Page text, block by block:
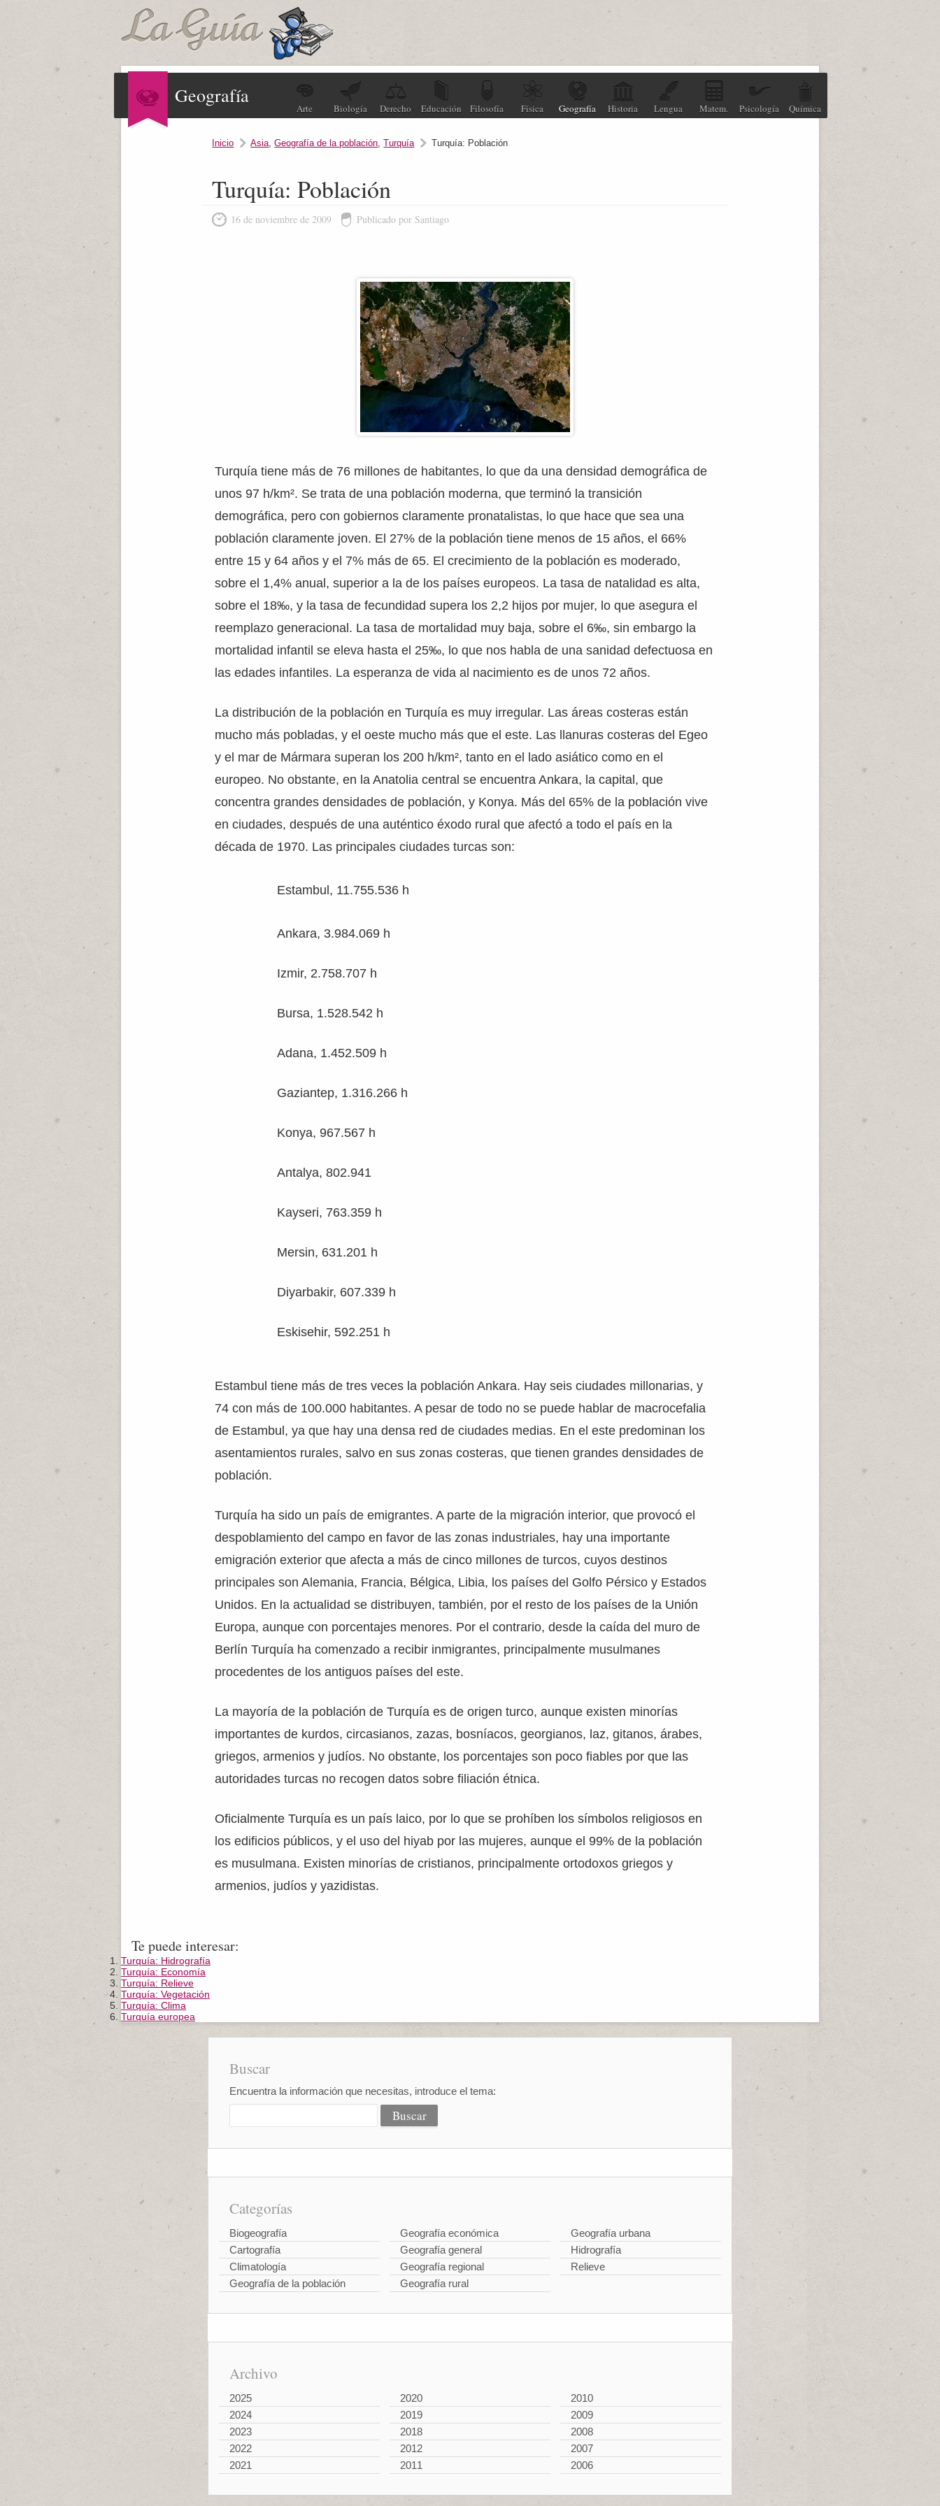
Geografía
Arte Biología Derecho Educación Filosofía Física Geografía Historia Lengua Matem. Psicología Química
Inicio Asia,Geografía de la población,Turquía Turquía: Población
Turquía: Población
16 de noviembre de 2009 Publicado por Santiago
Turquía tiene más de 76 millones de habitantes, lo que da una densidad demográfica de
unos 97 h/km². Se trata de una población moderna, que terminó la transición
demográfica, pero con gobiernos claramente pronatalistas, lo que hace que sea una
población claramente joven. El 27% de la población tiene menos de 15 años, el 66%
entre 15 y 64 años y el 7% más de 65. El crecimiento de la población es moderado,
sobre el 1,4% anual, superior a la de los países europeos. La tasa de natalidad es alta,
sobre el 18‰, y la tasa de fecundidad supera los 2,2 hijos por mujer, lo que asegura el
reemplazo generacional. La tasa de mortalidad muy baja, sobre el 6‰, sin embargo la
mortalidad infantil se eleva hasta el 25‰, lo que nos habla de una sanidad defectuosa en
las edades infantiles. La esperanza de vida al nacimiento es de unos 72 años.
La distribución de la población en Turquía es muy irregular. Las áreas costeras están
mucho más pobladas, y el oeste mucho más que el este. Las llanuras costeras del Egeo
y el mar de Mármara superan los 200 h/km², tanto en el lado asiático como en el
europeo. No obstante, en la Anatolia central se encuentra Ankara, la capital, que
concentra grandes densidades de población, y Konya. Más del 65% de la población vive
en ciudades, después de una auténtico éxodo rural que afectó a todo el país en la
década de 1970. Las principales ciudades turcas son:
Estambul, 11.755.536 h
Ankara, 3.984.069 h
Izmir, 2.758.707 h
Bursa, 1.528.542 h
Adana, 1.452.509 h
Gaziantep, 1.316.266 h
Konya, 967.567 h
Antalya, 802.941
Kayseri, 763.359 h
Mersin, 631.201 h
Diyarbakir, 607.339 h
Eskisehir, 592.251 h
Estambul tiene más de tres veces la población Ankara. Hay seis ciudades millonarias, y
74 con más de 100.000 habitantes. A pesar de todo no se puede hablar de macrocefalia
de Estambul, ya que hay una densa red de ciudades medias. En el este predominan los
asentamientos rurales, salvo en sus zonas costeras, que tienen grandes densidades de
población.
Turquía ha sido un país de emigrantes. A parte de la migración interior, que provocó el
despoblamiento del campo en favor de las zonas industriales, hay una importante
emigración exterior que afecta a más de cinco millones de turcos, cuyos destinos
principales son Alemania, Francia, Bélgica, Libia, los países del Golfo Pérsico y Estados
Unidos. En la actualidad se distribuyen, también, por el resto de los países de la Unión
Europa, aunque con porcentajes menores. Por el contrario, desde la caída del muro de
Berlín Turquía ha comenzado a recibir inmigrantes, principalmente musulmanes
procedentes de los antiguos países del este.
La mayoría de la población de Turquía es de origen turco, aunque existen minorías
importantes de kurdos, circasianos, zazas, bosníacos, georgianos, laz, gitanos, árabes,
griegos, armenios y judíos. No obstante, los porcentajes son poco fiables por que las
autoridades turcas no recogen datos sobre filiación étnica.
Oficialmente Turquía es un país laico, por lo que se prohíben los símbolos religiosos en
los edificios públicos, y el uso del hiyab por las mujeres, aunque el 99% de la población
es musulmana. Existen minorías de cristianos, principalmente ortodoxos griegos y
armenios, judíos y yazidistas.
Te puede interesar:
Turquía: Hidrografía
Turquía: Economía
Turquía: Relieve
Turquía: Vegetación
Turquía: Clima
Turquía europea
Buscar
Encuentra la información que necesitas, introduce el tema:
Categorías
Biogeografía
Cartografía
Climatología
Geografía de la población
Geografía económica
Geografía general
Geografía regional
Geografía rural
Geografía urbana
Hidrografía
Relieve
Archivo
2025
2024
2023
2022
2021
2020
2019
2018
2012
2011
2010
2009
2008
2007
2006